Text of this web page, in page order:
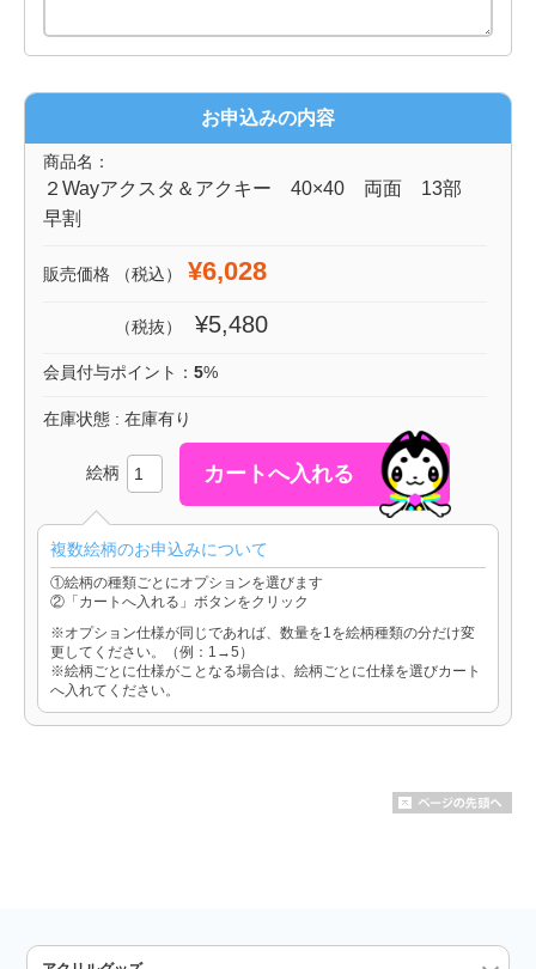
お申込みの内容
商品名：
２Wayアクスタ＆アクキー 40×40 両面 13部
早割
販売価格 （税込） ¥6,028
（税抜） ¥5,480
会員付与ポイント： 5%
在庫状態 : 在庫有り
絵柄
複数絵柄のお申込みについて
①絵柄の種類ごとにオプションを選びます
②「カートへ入れる」ボタンをクリック
※オプション仕様が同じであれば、数量を1を絵柄種類の分だけ変
更してください。（例：1→5）
※絵柄ごとに仕様がことなる場合は、絵柄ごとに仕様を選びカート
へ入れてください。